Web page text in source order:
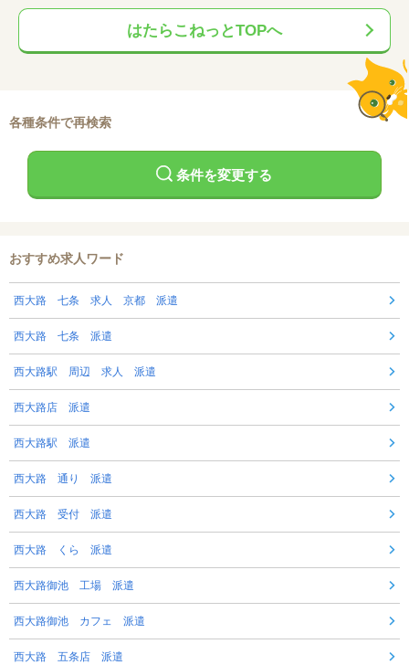
はたらこねっとTOPへ
各種条件で再検索
条件を変更する
おすすめ求人ワード
西大路 七条 求人 京都 派遣
西大路 七条 派遣
西大路駅 周辺 求人 派遣
西大路店 派遣
西大路駅 派遣
西大路 通り 派遣
西大路 受付 派遣
西大路 くら 派遣
西大路御池 工場 派遣
西大路御池 カフェ 派遣
西大路 五条店 派遣